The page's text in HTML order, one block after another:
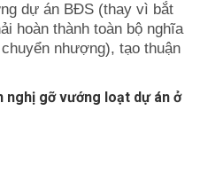
dự án BĐS (thay vì bắt
hoàn thành toàn bộ nghĩa
nhượng), tạo thuận
nghị gỡ vướng loạt dự án ở